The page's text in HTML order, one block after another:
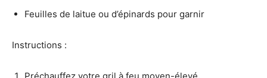
Feuilles de laitue ou d’épinards pour garnir
Instructions :